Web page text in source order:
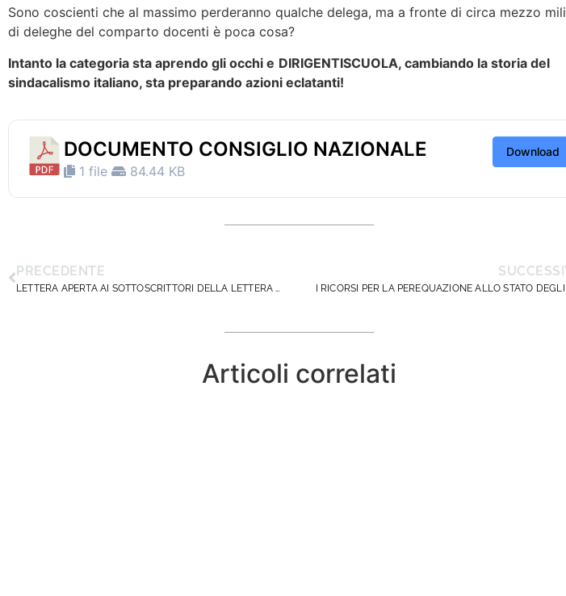
Sono coscienti che al massimo perderanno qualche delega, ma a fronte di circa mezzo
di deleghe del comparto docenti è poca cosa?
Intanto la categoria sta aprendo gli occhi e DIRIGENTISCUOLA, cambiando la storia del
sindacalismo italiano, sta preparando azioni eclatanti!
DOCUMENTO CONSIGLIO NAZIONALE
1 file 84.44 KB
Download
PRECEDENTE
LETTERA APERTA AI SOTTOSCRITTORI DELLA LETTERA DI PROTESTA DEI SOCI ANP AL PROPRIO CONSIGLIO NAZIONALE.
Articoli correlati